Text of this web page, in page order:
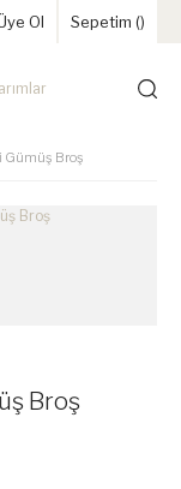
Ol Sepetim ()
Gümüş Broş
Broş